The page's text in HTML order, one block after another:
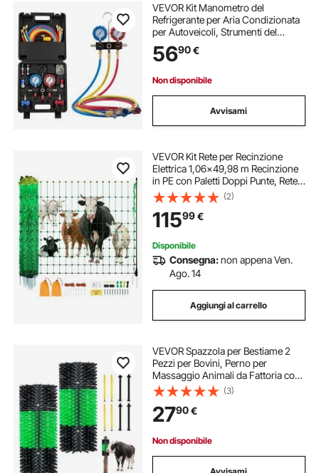
luce per piante d acquario
staffe luce acquario
filtro interno per acquario da 200 l
filtro interno acquari
lampada acquario estensibile
sifone per ghiaia acquario
lampada spettro completo acquario
sifone sabbia acquario pulizia
filtro acquario dolce filtro acquario 120 l h
VEVOR Kit Manometro del
Refrigerante per Aria Condizionata
per Autoveicoli, Strumenti del
Refrigerante a 3 Vie Tubi Flessibili
Raccordi a Sgancio Rapido,
Auto
5690€
Non disponibile
Avvisami
VEVOR Kit Rete per Recinzione
Elettrica 1,06x49,98 m Recinzione
in PE con Paletti Doppi Punte, Rete
Portatile per Capre, Pecore, Agnelli,
Cervi, Maiali, Cani, Cortili, Fattorie
(2)
11599€
Disponibile
Consegna:non appena Ven.
Ago. 14
Aggiungi al carrello
VEVOR Spazzola per Bestiame 2
Pezzi per Bovini, Perno per
Massaggio Animali da Fattoria con
8 Viti 430 x 190 mm, Verde e Nero,
Per Alleviamento Prurito e Pulizia di
Equini Mucche Capre Ovini e Suini
(3)
2790€
Non disponibile